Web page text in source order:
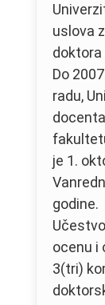
uslova
Do
radu,
je 1.
godine.
ocenu i
3(tri)